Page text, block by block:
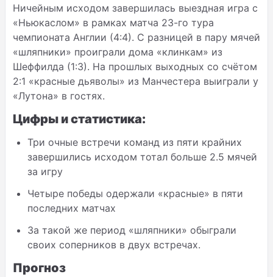
Ничейным исходом завершилась выездная игра с
«Ньюкаслом» в рамках матча 23-го тура
чемпионата Англии (4:4). С разницей в пару мячей
«шляпники» проиграли дома «клинкам» из
Шеффилда (1:3). На прошлых выходных со счётом
2:1 «красные дьяволы» из Манчестера выиграли у
«Лутона» в гостях.
Цифры и статистика:
Три очные встречи команд из пяти крайних
завершились исходом тотал больше 2.5 мячей
за игру
Четыре победы одержали «красные» в пяти
последних матчах
За такой же период «шляпники» обыграли
своих соперников в двух встречах.
Прогноз